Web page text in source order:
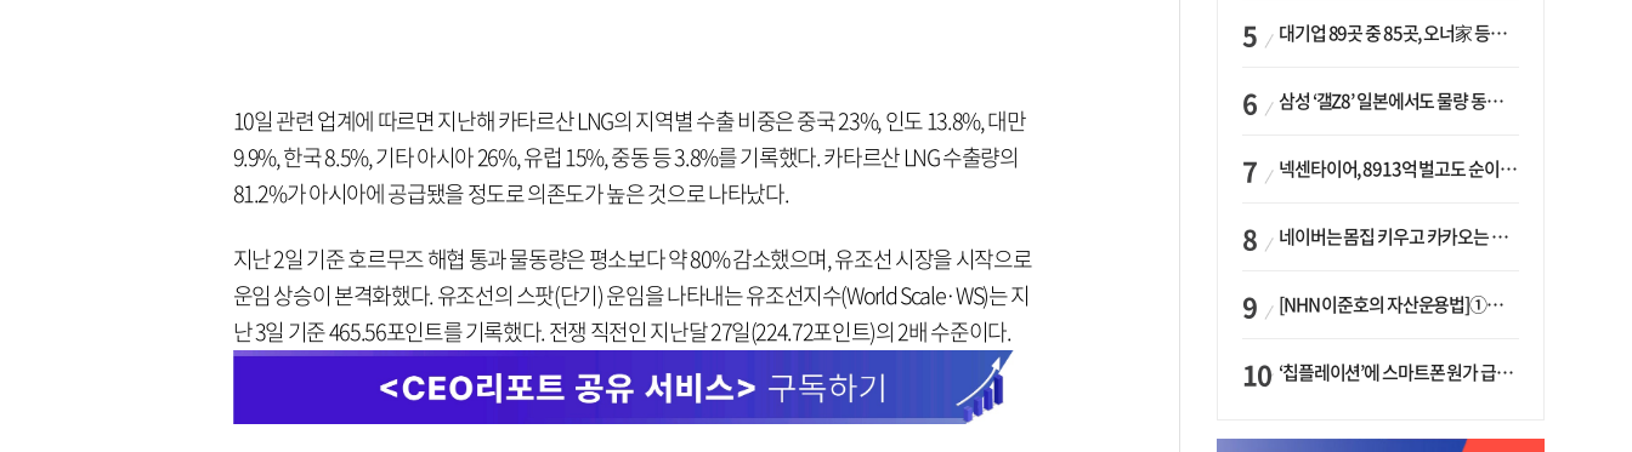
10일 관련 업계에 따르면 지난해 카타르산 LNG의 지역별 수출 비중은 중국 23%, 인도 13.8%, 대만
9.9%, 한국 8.5%, 기타 아시아 26%, 유럽 15%, 중동 등 3.8%를 기록했다. 카타르산 LNG 수출량의
81.2%가 아시아에 공급됐을 정도로 의존도가 높은 것으로 나타났다.
지난 2일 기준 호르무즈 해협 통과 물동량은 평소보다 약 80% 감소했으며, 유조선 시장을 시작으로
운임 상승이 본격화했다. 유조선의 스팟(단기) 운임을 나타내는 유조선지수(World Scale·WS)는 지
난 3일 기준 465.56포인트를 기록했다. 전쟁 직전인 지난달 27일(224.72포인트)의 2배 수준이다.
대기업 89곳 중 85곳, 오너家 등기임원 겸직…BS 46곳·SM 45곳 ‘족벌경영’ 고착화
삼성 ‘갤Z8’ 일본에서도 물량 동났다…애플 참전 앞두고 선두 수성 ‘시험대’
넥센타이어, 8913억 벌고도 순이익 2억…유럽 세부담에 이익 증발
네이버는 몸집 키우고 카카오는 줄였다…‘역대급 실적’에 성장전략은 ‘극과 극’
[NHN 이준호의 자산운용법]①이니시오·JLC ‘부동산’-JLC파트너스 ‘투자’…“부동산 담보대출로 투자재원 확보”
‘칩플레이션’에 스마트폰 원가 급등…삼성전자, ‘엑시노스’ 채택 확대하나